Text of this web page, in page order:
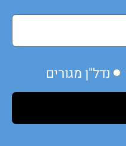
נדל"ן מגורים